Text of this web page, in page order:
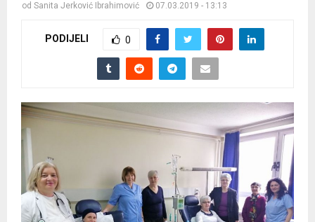
od Sanita Jerković Ibrahimović 07.03.2019 - 13:13
PODIJELI 0